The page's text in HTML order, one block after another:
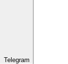
Telegram